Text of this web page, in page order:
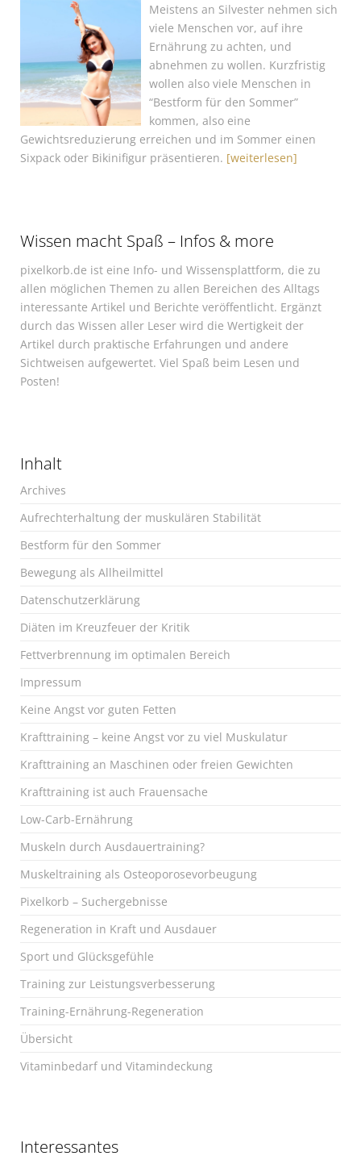
Meistens an Silvester nehmen sich
viele Menschen vor, auf ihre
Ernährung zu achten, und
abnehmen zu wollen. Kurzfristig
wollen also viele Menschen in
“Bestform für den Sommer”
kommen, also eine
Gewichtsreduzierung erreichen und im Sommer einen
Sixpack oder Bikinifigur präsentieren. [weiterlesen]
Wissen macht Spaß – Infos & more
pixelkorb.de ist eine Info- und Wissensplattform, die zu
allen möglichen Themen zu allen Bereichen des Alltags
interessante Artikel und Berichte veröffentlicht. Ergänzt
durch das Wissen aller Leser wird die Wertigkeit der
Artikel durch praktische Erfahrungen und andere
Sichtweisen aufgewertet. Viel Spaß beim Lesen und
Posten!
Inhalt
Archives
Aufrechterhaltung der muskulären Stabilität
Bestform für den Sommer
Bewegung als Allheilmittel
Datenschutzerklärung
Diäten im Kreuzfeuer der Kritik
Fettverbrennung im optimalen Bereich
Impressum
Keine Angst vor guten Fetten
Krafttraining – keine Angst vor zu viel Muskulatur
Krafttraining an Maschinen oder freien Gewichten
Krafttraining ist auch Frauensache
Low-Carb-Ernährung
Muskeln durch Ausdauertraining?
Muskeltraining als Osteoporosevorbeugung
Pixelkorb – Suchergebnisse
Regeneration in Kraft und Ausdauer
Sport und Glücksgefühle
Training zur Leistungsverbesserung
Training-Ernährung-Regeneration
Übersicht
Vitaminbedarf und Vitamindeckung
Interessantes